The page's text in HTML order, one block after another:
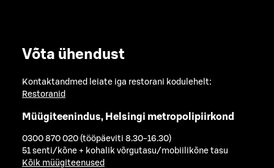
Võta ühendust
Kontaktandmed leiate iga restorani kodulehelt:
Restoranid
Müügiteenindus, Helsingi metropolipiirkond
0300 870 020 (tööpäeviti 8.30-16.30)
51 senti/kõne + kohalik võrgutasu/mobiilikõne tasu
Kõik müügiteenused